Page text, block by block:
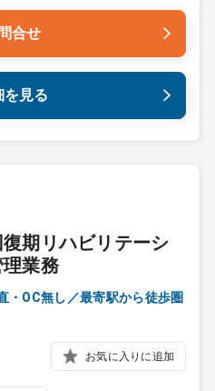
合せ
を見る
復期リハビリテーシ
業務
・OC無し／最寄駅から徒歩圏
お気に入りに追加